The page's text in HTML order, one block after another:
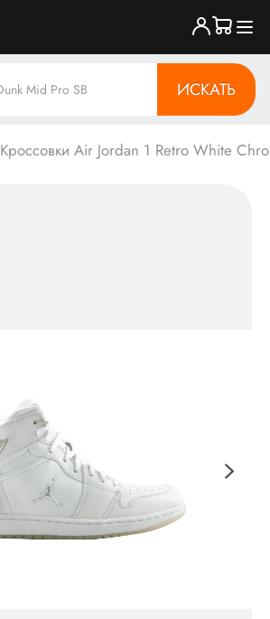
ИСКАТЬ
Кроссовки Air Jordan 1 Retro White